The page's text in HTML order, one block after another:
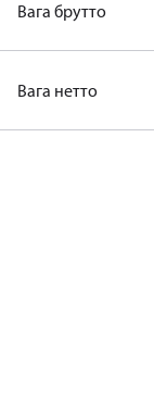
Вага брутто
Bага нетто